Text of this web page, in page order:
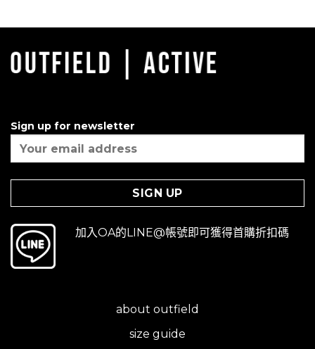
Sign up for newsletter
加入OA的LINE@帳號即可獲得首購折扣碼
about outfield
size guide